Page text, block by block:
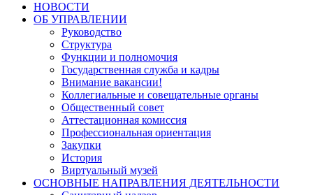
НОВОСТИ
ОБ УПРАВЛЕНИИ
Руководство
Структура
Функции и полномочия
Государственная служба и кадры
Внимание вакансии!
Коллегиальные и совещательные органы
Общественный совет
Аттестационная комиссия
Профессиональная ориентация
Закупки
История
Виртуальный музей
ОСНОВНЫЕ НАПРАВЛЕНИЯ ДЕЯТЕЛЬНОСТИ